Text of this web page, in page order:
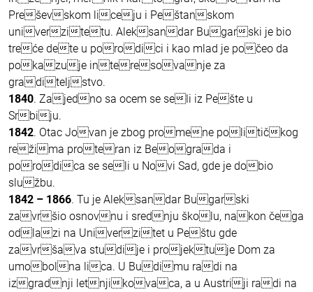
Preševskom liceju i Peštanskom
univerzitetu. Aleksandar Bugarski je bio
treće dete u porodici i kao mlad je počeo da
pokazuje interesovanje za
graditeljstvo.
1840. Zajedno sa ocem se seli iz Pešte u
Srbiju.
1842. Otac Jovan je zbog promene političkog
režima proteran iz Beograda i
porodica se seli u Novi Sad, gde je dobio
službu.
1842 – 1866. Tu je Aleksandar Bugarski
završio osnovnu i srednju školu, nakon čega
odlazi na Univerzitet u Peštu gde
završava studije i projektuje Dom za
umobolna lica. U Budimu radi na
izgradnji letnjikovaca, a u Austriji radi na